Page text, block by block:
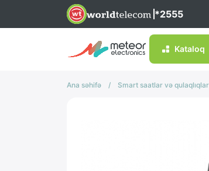
*2555
Kataloq
Ana səhifə / Smart saatlar və qulaqlıqlar